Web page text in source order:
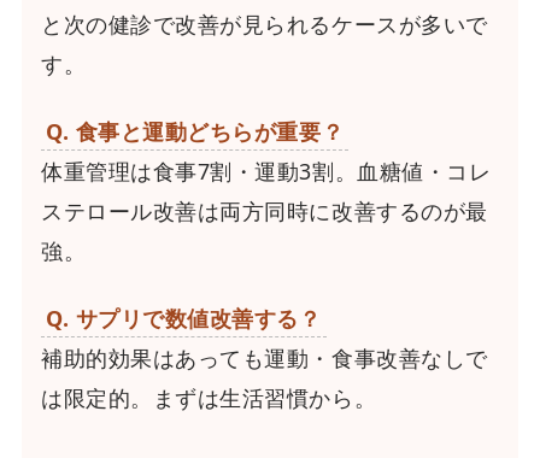
と次の健診で改善が見られるケースが多いで
す。
Q. 食事と運動どちらが重要？
体重管理は食事7割・運動3割。血糖値・コレ
ステロール改善は両方同時に改善するのが最
強。
Q. サプリで数値改善する？
補助的効果はあっても運動・食事改善なしで
は限定的。まずは生活習慣から。